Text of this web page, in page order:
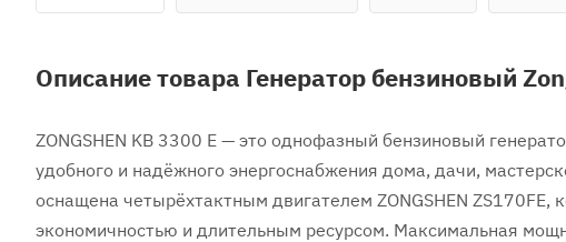
Описание товара Генератор бензиновый
ZONGSHEN KB 3300 E — это однофазный бензиновый
удобного и надёжного энергоснабжения дома, дачи,
оснащена четырёхтактным двигателем ZONGSHEN ZS170FE,
экономичностью и длительным ресурсом. Максимальная